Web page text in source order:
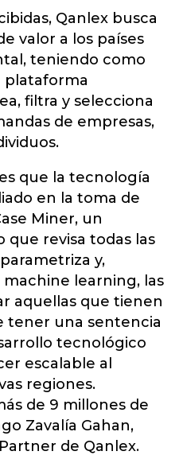
Qanlex busca
valor a los países
teniendo como
plataforma
filtra y selecciona
de empresas,
que la tecnología
en la toma de
Miner, un
que revisa todas las
y,
learning, las
aquellas que tienen
tener una sentencia
tecnológico
escalable al
regiones.
de 9 millones de
Zavalía Gahan,
de Qanlex.